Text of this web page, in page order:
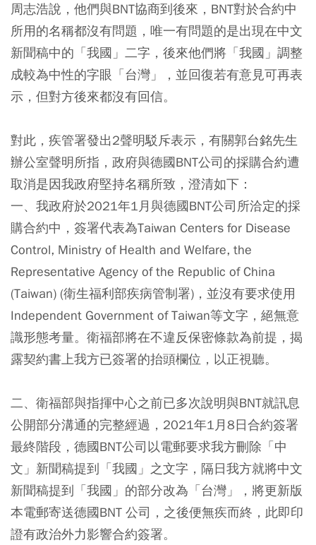
周志浩說，他們與BNT協商到後來，BNT對於合約中
所用的名稱都沒有問題，唯一有問題的是出現在中文
新聞稿中的「我國」二字，後來他們將「我國」調整
成較為中性的字眼「台灣」，並回復若有意見可再表
示，但對方後來都沒有回信。
對此，疾管署發出2聲明駁斥表示，有關郭台銘先生
辦公室聲明所指，政府與德國BNT公司的採購合約遭
取消是因我政府堅持名稱所致，澄清如下：
一、我政府於2021年1月與德國BNT公司所洽定的採
購合約中，簽署代表為Taiwan Centers for Disease
Control, Ministry of Health and Welfare, the
Representative Agency of the Republic of China
(Taiwan) (衛生福利部疾病管制署)，並沒有要求使用
Independent Government of Taiwan等文字，絕無意
識形態考量。衛福部將在不違反保密條款為前提，揭
露契約書上我方已簽署的抬頭欄位，以正視聽。
二、衛福部與指揮中心之前已多次說明與BNT就訊息
公開部分溝通的完整經過，2021年1月8日合約簽署
最終階段，德國BNT公司以電郵要求我方刪除「中
文」新聞稿提到「我國」之文字，隔日我方就將中文
新聞稿提到「我國」的部分改為「台灣」，將更新版
本電郵寄送德國BNT 公司，之後便無疾而終，此即印
證有政治外力影響合約簽署。